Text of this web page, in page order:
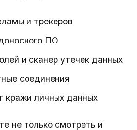
и трекеров
ПО
и сканер утечек данных
соединения
кражи личных данных
не только смотреть и